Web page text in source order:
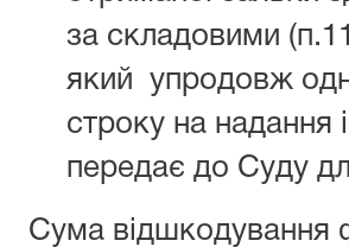
за складовими
який упродовж
строку на надання
передає до Суду
Сума відшкодування